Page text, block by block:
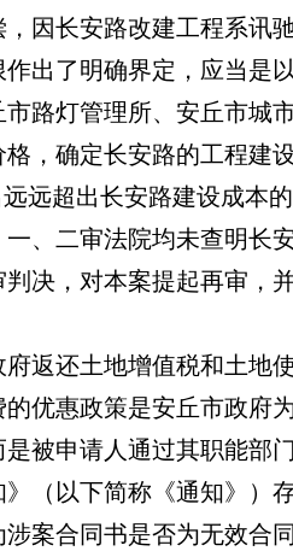
因长安路改建工程系讯
出了明确界定，应当是
路灯管理所、安丘市城
，确定长安路的工程建
远超出长安路建设成本
、二审法院均未查明长
决，对本案提起再审，
返还土地增值税和土地
优惠政策是安丘市政府
被申请人通过其职能部
（以下简称《通知》）
案合同书是否为无效合